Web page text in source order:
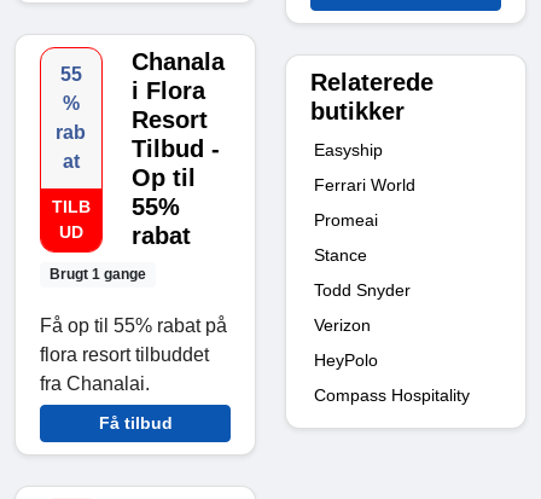
55
%
rab
at
TILB
UD
Brugt 1 gange
Chanala
i Flora
Resort
Tilbud -
Op til
55%
rabat
Få op til 55% rabat på
flora resort tilbuddet
fra Chanalai.
Få tilbud
Relaterede
butikker
Easyship
Ferrari World
Promeai
Stance
Todd Snyder
Verizon
HeyPolo
Compass Hospitality